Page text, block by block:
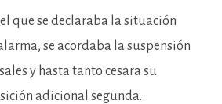
los
procesales
(RD-
16/2020).
que se declaraba la situación
se acordaba la suspensión
y hasta tanto cesara su
adicional segunda.